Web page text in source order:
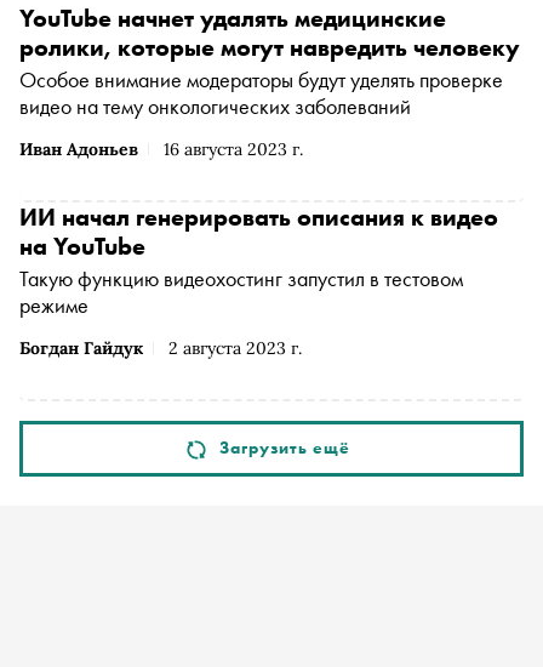
Иван Адоньев 16 августа 2023 г.
YouTube начнет удалять медицинские
ролики, которые могут навредить человеку
Особое внимание модераторы будут уделять проверке
видео на тему онкологических заболеваний
Богдан Гайдук 2 августа 2023 г.
ИИ начал генерировать описания к видео
на YouTube
Такую функцию видеохостинг запустил в тестовом
режиме
Загрузить ещё